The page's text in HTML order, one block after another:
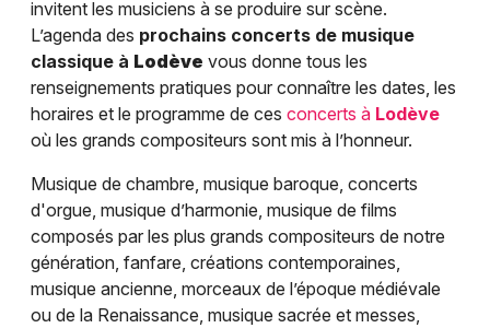
invitent les musiciens à se produire sur scène.
L’agenda des prochains concerts de musique
classique à Lodève vous donne tous les
renseignements pratiques pour connaître les dates, les
horaires et le programme de ces concerts à Lodève
où les grands compositeurs sont mis à l’honneur.
Musique de chambre, musique baroque, concerts
d'orgue, musique d’harmonie, musique de films
composés par les plus grands compositeurs de notre
génération, fanfare, créations contemporaines,
musique ancienne, morceaux de l’époque médiévale
ou de la Renaissance, musique sacrée et messes,